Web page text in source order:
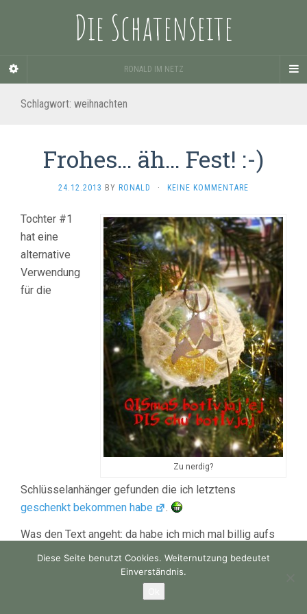
Die Schatenseite
RONALD IM NETZ
Schlagwort: weihnachten
Frohes… äh… Fest! :-)
24.12.2013 BY RONALD · KEINE KOMMENTARE
Zu nerdig?
Tochter #1
hat eine
alternative
Verwendung
für die
Schlüsselanhänger gefunden die ich letztens
geschenkt bekommen habe
.
Was den Text angeht: da habe ich mich mal billig aufs
Internet verlassen. Korrekturen nehme ich gerne in den
Diese Seite benutzt Cookies. Weiternutzung bedeutet
Einverständnis.